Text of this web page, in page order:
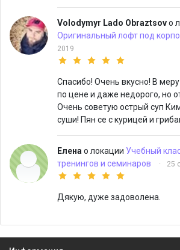
Volodymyr Lado Obraztsovо
Оригинальный лофт под
2019
Спасибо! Очень вкусно! В
по цене и даже недорого, но
Очень советую острый суп
суши! Пян се с курицей и
Елена о локации Учебный
тренингов и семинаров
· 25
Дякую, дуже задоволена.